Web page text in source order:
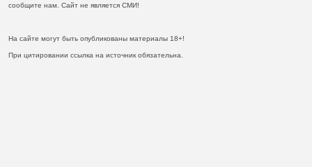
сообщите нам. Сайт не является СМИ!
На сайте могут быть опубликованы материалы 18+!
При цитировании ссылка на источник обязательна.